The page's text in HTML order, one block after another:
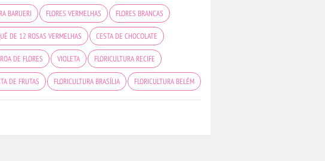
BARUERI FLORES VERMELHAS FLORES BRANCAS
DE 12 ROSAS VERMELHAS CESTA DE CHOCOLATE
DE FLORES VIOLETA FLORICULTURA RECIFE
DE FRUTAS FLORICULTURA BRASÍLIA FLORICULTURA BELÉM